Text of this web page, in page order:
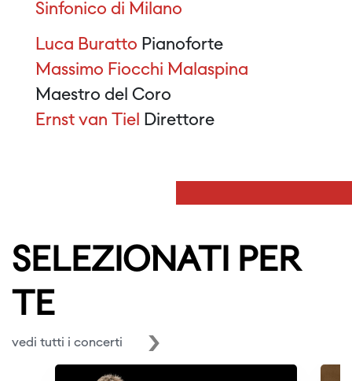
Sinfonico di Milano
Luca Buratto Pianoforte
Massimo Fiocchi Malaspina
Maestro del Coro
Ernst van Tiel
Direttore
SELEZIONATI PER
TE
vedi tutti i concerti